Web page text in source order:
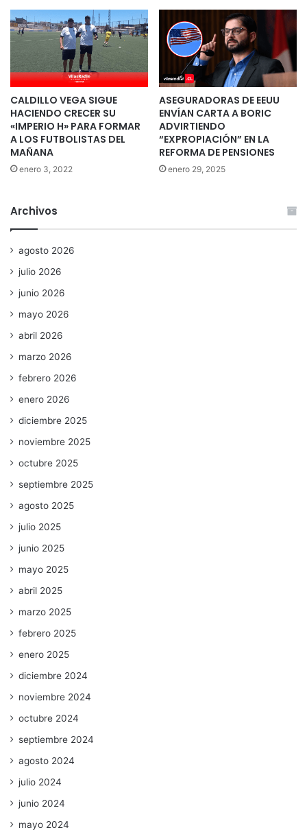
CALDILLO VEGA SIGUE
HACIENDO CRECER SU
«IMPERIO H» PARA FORMAR
A LOS FUTBOLISTAS DEL
MAÑANA
enero 3, 2022
ASEGURADORAS DE EEUU
ENVÍAN CARTA A BORIC
ADVIRTIENDO
“EXPROPIACIÓN” EN LA
REFORMA DE PENSIONES
enero 29, 2025
Archivos
agosto 2026
julio 2026
junio 2026
mayo 2026
abril 2026
marzo 2026
febrero 2026
enero 2026
diciembre 2025
noviembre 2025
octubre 2025
septiembre 2025
agosto 2025
julio 2025
junio 2025
mayo 2025
abril 2025
marzo 2025
febrero 2025
enero 2025
diciembre 2024
noviembre 2024
octubre 2024
septiembre 2024
agosto 2024
julio 2024
junio 2024
mayo 2024